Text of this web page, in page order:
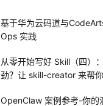
基于华为云码道与
Ops 实践
从零开始写好 Skill（四）
劲？让 skill-creator 来帮你
OpenClaw 案例参考-你的